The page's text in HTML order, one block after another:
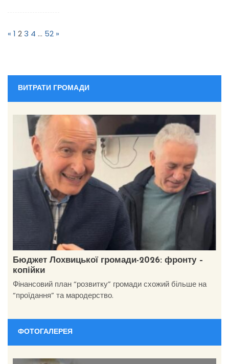
« 1 23 4 … 52 »
ВИТРАТИ ГРОМАДИ
Бюджет Лохвицької громади-2026: фронту –
копійки
Фінансовий план “розвитку” громади схожий більше на
“проїдання” та мародерство.
ФОТОГАЛЕРЕЯ